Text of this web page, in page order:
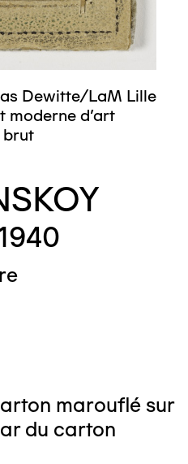
Dewitte/LaM Lille
moderne d’art
brut
marouflé sur
du carton